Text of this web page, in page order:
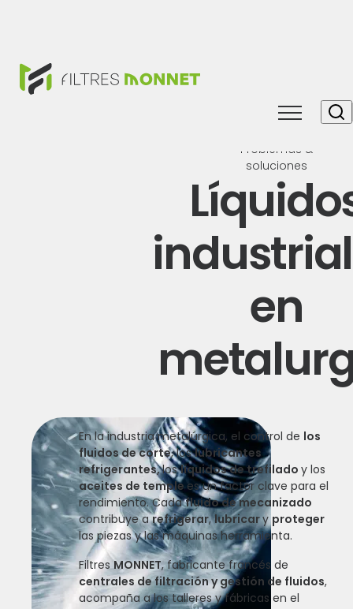
Toggle
Problemas &
soluciones
en
En la industria metalúrgica, el control de los
fluidos de corte, loslubricantes
refrigerantes,loslíquidos de trefiladoy los
aceites de templees un factor clave para el
rendimiento. Cadafluido de mecanizado
contribuye arefrigerar,lubricary proteger
las piezas y las máquinas herramienta.
FiltresMONNET, fabricante francés de
centrales de filtración y gestión de fluidos,
acompaña a los talleres y fábricas en el